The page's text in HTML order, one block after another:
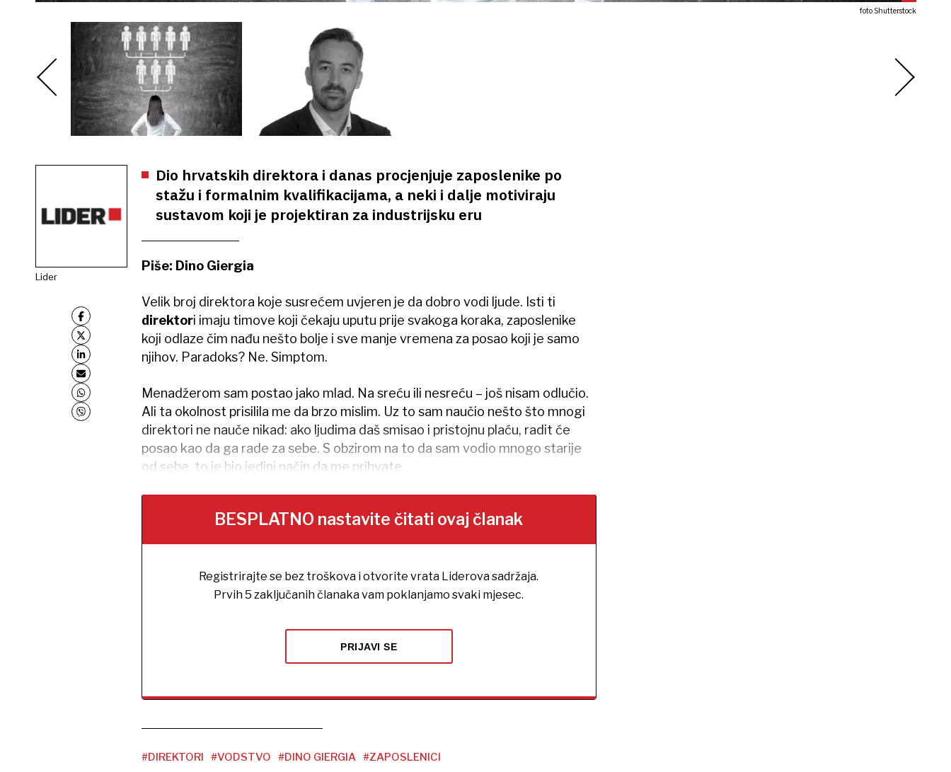
foto Shutterstock
Lider
Dio hrvatskih direktora i danas procjenjuje zaposlenike po
stažu i formalnim kvalifikacijama, a neki i dalje motiviraju
sustavom koji je projektiran za industrijsku eru
Piše: Dino Giergia
Velik broj direktora koje susrećem uvjeren je da dobro vodi ljude. Isti ti
direktori imaju timove koji čekaju uputu prije svakoga koraka, zaposlenike
koji odlaze čim nađu nešto bolje i sve manje vremena za posao koji je samo
njihov. Paradoks? Ne. Simptom.
Menadžerom sam postao jako mlad. Na sreću ili nesreću – još nisam odlučio.
Ali ta okolnost prisilila me da brzo mislim. Uz to sam naučio nešto što mnogi
direktori ne nauče nikad: ako ljudima daš smisao i pristojnu plaću, radit će
posao kao da ga rade za sebe. S obzirom na to da sam vodio mnogo starije
od sebe, to je bio jedini način da me prihvate.
BESPLATNO nastavite čitati ovaj članak
Registrirajte se bez troškova i otvorite vrata Liderova sadržaja.
Prvih 5 zaključanih članaka vam poklanjamo svaki mjesec.
PRIJAVI SE
#DIREKTORI #VODSTVO #DINO GIERGIA #ZAPOSLENICI